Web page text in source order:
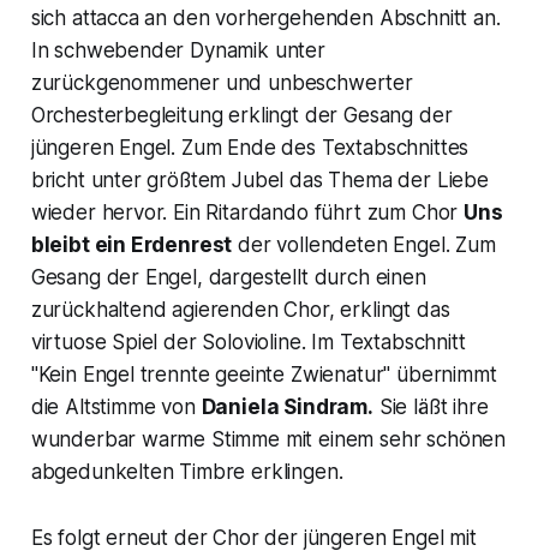
sich attacca an den vorhergehenden Abschnitt an.
In schwebender Dynamik unter
zurückgenommener und unbeschwerter
Orchesterbegleitung erklingt der Gesang der
jüngeren Engel . Zum Ende des Textabschnittes
bricht unter größtem Jubel das Thema der Liebe
wieder hervor. Ein Ritardando führt zum Chor Uns
bleibt ein Erdenrest dervollendeten Engel . Zum
Gesang der Engel, dargestellt durch einen
zurückhaltend agierenden Chor, erklingt das
virtuose Spiel der Solovioline. Im Textabschnitt
"Kein Engel trennte geeinte Zwienatur" übernimmt
die Altstimme von Daniela Sindram. Sie läßt ihre
wunderbar warme Stimme mit einem sehr schönen
abgedunkelten Timbre erklingen.
Es folgt erneut der Chor der jüngeren Engel mit